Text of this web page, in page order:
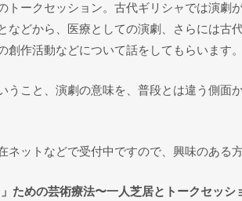
トークセッション。古代ギリシャでは演劇
などから、医療としての演劇、さらには古
創作活動などについて話をしてもらいます。
うこと、演劇の意味を、普段とは違う側面
ネットなどで受付中ですので、興味のある
ための芸術療法〜一人芝居とトークセッシ